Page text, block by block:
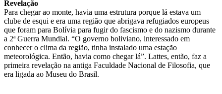
Revelação
Para chegar ao monte, havia uma estrutura porque lá estava um
clube de esqui e era uma região que abrigava refugiados europeus
que foram para Bolívia para fugir do fascismo e do nazismo durante
a 2ª Guerra Mundial. “O governo boliviano, interessado em
conhecer o clima da região, tinha instalado uma estação
meteorológica. Então, havia como chegar lá”. Lattes, então, faz a
primeira revelação na antiga Faculdade Nacional de Filosofia, que
era ligada ao Museu do Brasil.